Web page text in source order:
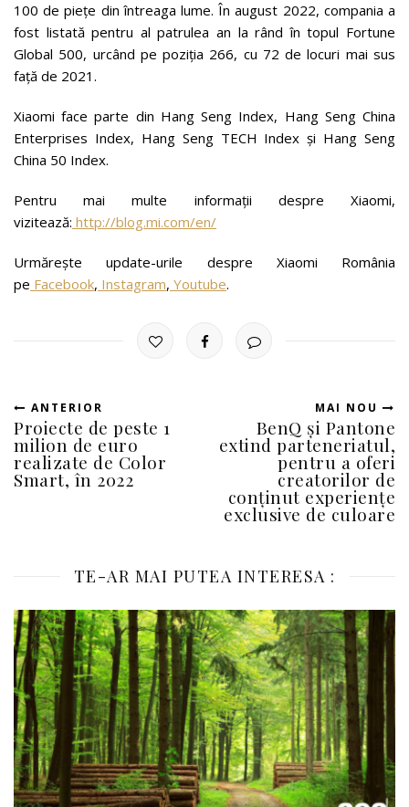
100 de piețe din întreaga lume. În august 2022, compania a
fost listată pentru al patrulea an la rând în topul Fortune
Global 500, urcând pe poziția 266, cu 72 de locuri mai sus
față de 2021.
Xiaomi face parte din Hang Seng Index, Hang Seng China
Enterprises Index, Hang Seng TECH Index și Hang Seng
China 50 Index.
Pentru mai multe informații despre Xiaomi,
vizitează: http://blog.mi.com/en/
Urmărește update-urile despre Xiaomi România
pe Facebook, Instagram, Youtube.
ANTERIOR
Proiecte de peste 1
milion de euro
realizate de Color
Smart, în 2022
MAI NOU
BenQ și Pantone
extind parteneriatul,
pentru a oferi
creatorilor de
conţinut experiențe
exclusive de culoare
TE-AR MAI PUTEA INTERESA :